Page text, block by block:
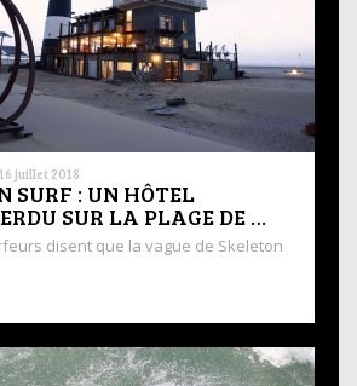
16 juillet 2018
SURF : UN HÔTEL
SUR LA PLAGE DE …
disent que la vague de Skeleton